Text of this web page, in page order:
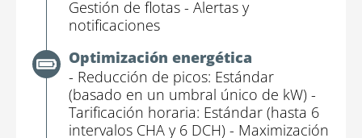
Gestión de flotas - Alertas y
notificaciones
Optimización energética
- Reducción de picos: Estándar
(basado en un umbral único de kW) -
Tarificación horaria: Estándar (hasta 6
intervalos CHA y 6 DCH) - Maximización